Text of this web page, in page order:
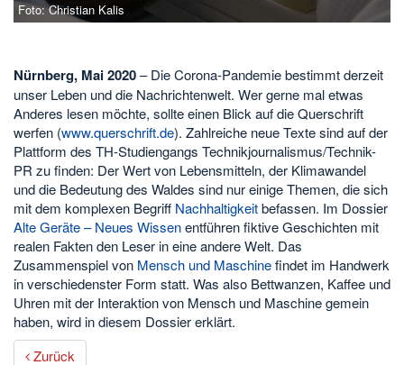
Foto: Christian Kalis
Nürnberg, Mai 2020– Die Corona-Pandemie bestimmt derzeit
unser Leben und die Nachrichtenwelt. Wer gerne mal etwas
Anderes lesen möchte, sollte einen Blick auf die Querschrift
werfen (www.querschrift.de). Zahlreiche neue Texte sind auf der
Plattform des TH-Studiengangs Technikjournalismus/Technik-
PR zu finden: Der Wert von Lebensmitteln, der Klimawandel
und die Bedeutung des Waldes sind nur einige Themen, die sich
mit dem komplexen Begriff Nachhaltigkeitbefassen. Im Dossier
Alte Geräte – Neues Wissenentführen fiktive Geschichten mit
realen Fakten den Leser in eine andere Welt. Das
Zusammenspiel von Mensch und Maschinefindet im Handwerk
in verschiedenster Form statt. Was also Bettwanzen, Kaffee und
Uhren mit der Interaktion von Mensch und Maschine gemein
haben, wird in diesem Dossier erklärt.
Zurück